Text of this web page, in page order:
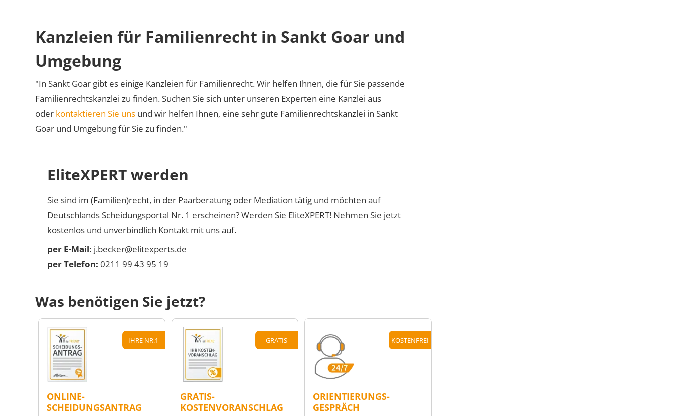
Kanzleien für Familienrecht in Sankt Goar und
Umgebung
"In Sankt Goar gibt es einige Kanzleien für Familienrecht. Wir helfen Ihnen, die für Sie passende
Familienrechtskanzlei zu finden. Suchen Sie sich unter unseren Experten eine Kanzlei aus
oder kontaktieren Sie uns und wir helfen Ihnen, eine sehr gute Familienrechtskanzlei in Sankt
Goar und Umgebung für Sie zu finden."
EliteXPERT werden
Sie sind im (Familien)recht, in der Paarberatung oder Mediation tätig und möchten auf
Deutschlands Scheidungsportal Nr. 1 erscheinen? Werden Sie EliteXPERT! Nehmen Sie jetzt
kostenlos und unverbindlich Kontakt mit uns auf.
per E-Mail: j.becker@elitexperts.de
per Telefon: 0211 99 43 95 19
Was benötigen Sie jetzt?
IHRE NR.1
ONLINE-
SCHEIDUNGSANTRAG
GRATIS
GRATIS-
KOSTENVORANSCHLAG
KOSTENFREI
ORIENTIERUNGS-
GESPRÄCH